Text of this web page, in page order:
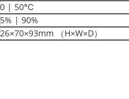
0 | 50℃
5% | 90%
26×70×93mm （H×W×D）